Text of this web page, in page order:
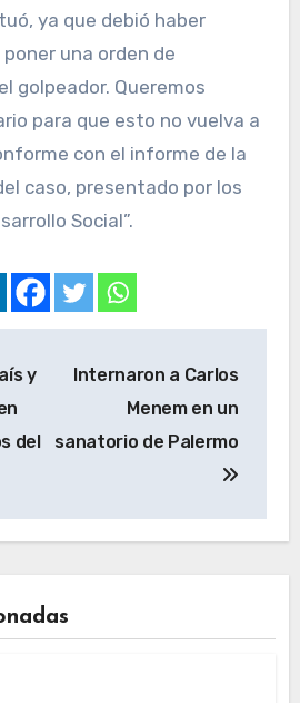
ya que debió haber
una orden de
golpeador. Queremos
para que esto no vuelva a
con el informe de la
caso, presentado por los
Social”.
y
del
Internaron a Carlos
Menem en un
sanatorio de Palermo